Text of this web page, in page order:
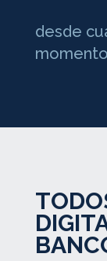
desde